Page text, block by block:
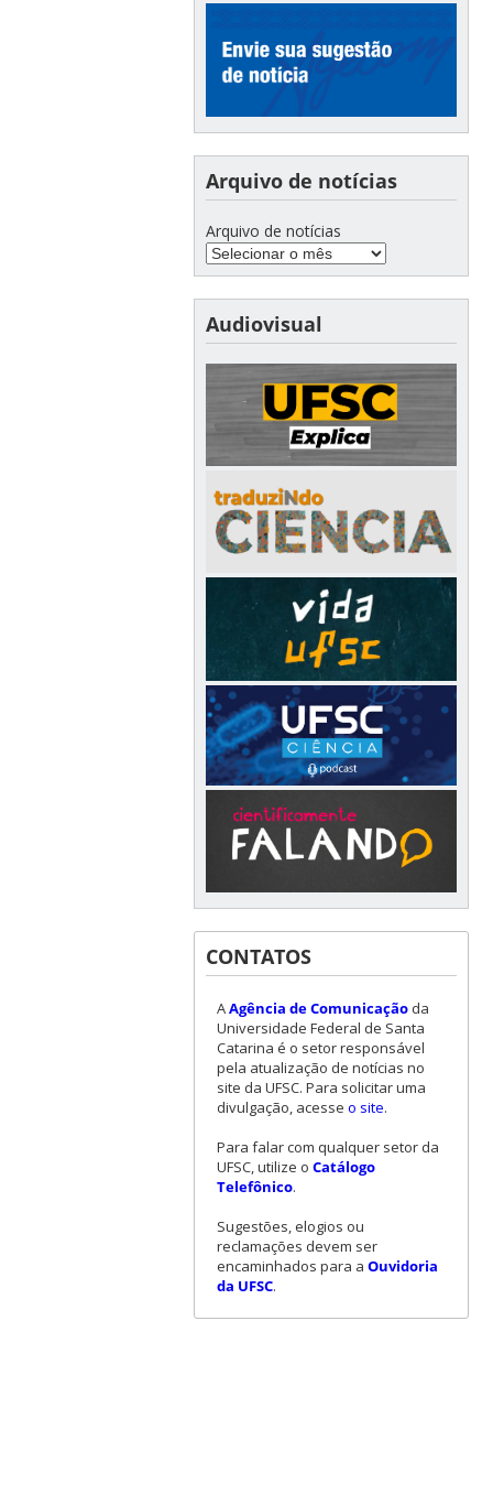
Arquivo de notícias
Arquivo de notícias
Audiovisual
CONTATOS
AAgência de Comunicaçãoda
Universidade Federal de Santa
Catarina é o setor responsável
pela atualização de notícias no
site da UFSC. Para solicitar uma
divulgação, acesse o site.
Para falar com qualquer setor da
UFSC, utilize o Catálogo
Telefônico.
Sugestões, elogios ou
reclamações devem ser
encaminhados para a Ouvidoria
da UFSC.